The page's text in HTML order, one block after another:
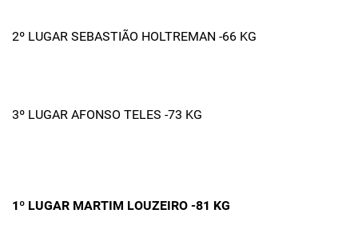
2º LUGAR SEBASTIÃO HOLTREMAN -66 KG
3º LUGAR AFONSO TELES -73 KG
1º LUGAR MARTIM LOUZEIRO -81 KG